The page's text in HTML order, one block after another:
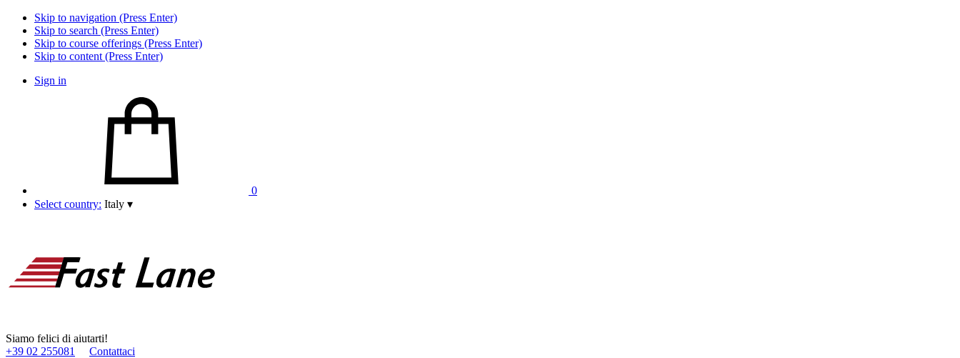
Skip to navigation (Press Enter)
Skip to search (Press Enter)
Skip to course offerings (Press Enter)
Skip to content (Press Enter)
Sign in
0
Select country: Italy ▾
Siamo felici di aiutarti!
+39 02 255081
Contattaci